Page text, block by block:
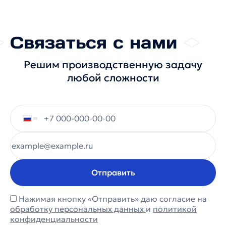
Связаться с нами
Решим производственную задачу
любой сложности
Отправить
Нажимая кнопку «Отправить» даю согласие на
обработку персональных данных и политикой
конфиденциальности